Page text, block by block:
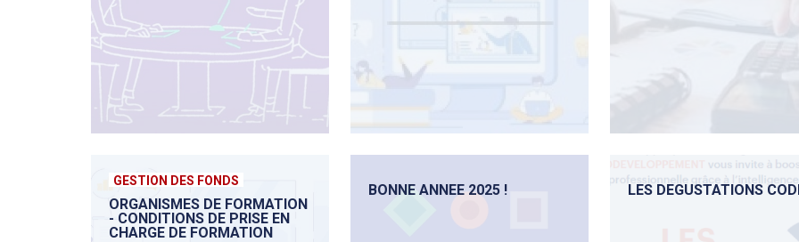
GESTION DES FONDS
ORGANISMES DE FORMATION
- CONDITIONS DE PRISE EN
CHARGE DE FORMATION
BONNE ANNEE 2025 ! LES DEGUSTATIONS